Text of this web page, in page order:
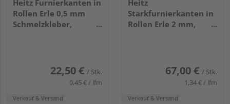
Heitz Furnierkanten in
Rollen Erle 0,5 mm
Schmelzkleber,
22,50 € / Stk.
0,45 € / lfm
Verkauf & Versand
Heitz
Starkfurnierkanten in
Rollen Erle 2 mm,
67,00 € / Stk.
1,34 € / lfm
Verkauf & Versand